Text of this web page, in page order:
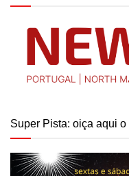
Super Pista: oiça aqui